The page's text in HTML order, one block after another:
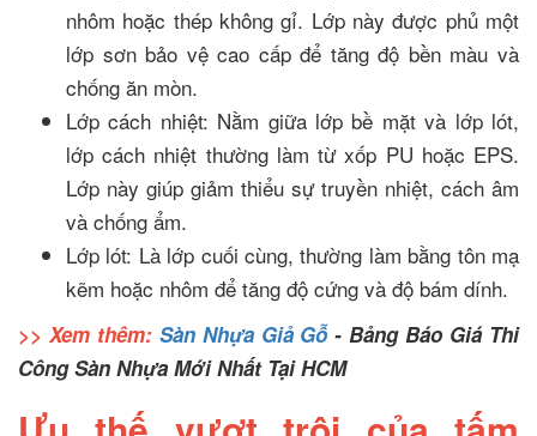
nhôm hoặc thép không gỉ. Lớp này được phủ một
lớp sơn bảo vệ cao cấp để tăng độ bền màu và
chống ăn mòn.
Lớp cách nhiệt: Nằm giữa lớp bề mặt và lớp lót,
lớp cách nhiệt thường làm từ xốp PU hoặc EPS.
Lớp này giúp giảm thiểu sự truyền nhiệt, cách âm
và chống ẩm.
Lớp lót: Là lớp cuối cùng, thường làm bằng tôn mạ
kẽm hoặc nhôm để tăng độ cứng và độ bám dính.
>> Xem thêm: Sàn Nhựa Giả Gỗ- Bảng Báo Giá Thi
Công Sàn Nhựa Mới Nhất Tại HCM